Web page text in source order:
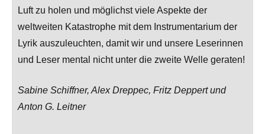
Luft zu holen und möglichst viele Aspekte der
weltweiten Katastrophe mit dem Instrumentarium der
Lyrik auszuleuchten, damit wir und unsere Leserinnen
und Leser mental nicht unter die zweite Welle geraten!
Sabine Schiffner, Alex Dreppec, Fritz Deppert und
Anton G. Leitner